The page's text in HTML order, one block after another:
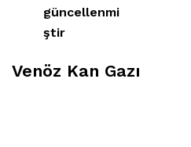
güncellenmi
ştir
Venöz Kan Gazı